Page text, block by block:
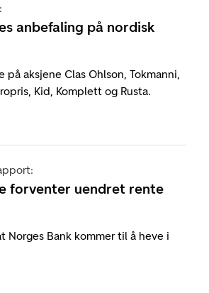
anbefaling på nordisk
aksjene Clas Ohlson, Tokmanni,
Kid, Komplett og Rusta.
forventer uendret rente
Norges Bank kommer til å heve i